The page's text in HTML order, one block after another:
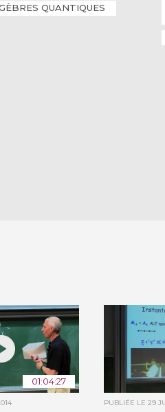
QUANTIQUES
01:04:27
PUBLIÉE LE29